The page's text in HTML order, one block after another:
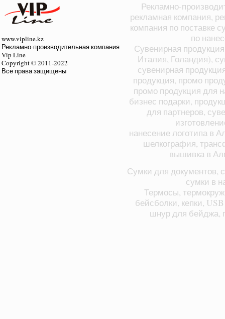
www.vipline.kz
Рекламно-производительная компания
Vip Line
Copyright © 2011-2022
Все права защищены
Рекламно-
рекламная компания,
компания по поставке
по
Сувенирная
Италия, Голандия),
сувенирная
продукция, промо
промо продукция для
бизнес подарки,
для партнеров,
нанесение логотипа в
шелкография,
вышивка в
Сумки для документов,
сумки в
Термосы,
бейсболки, кепки,
шнур для бейджа,